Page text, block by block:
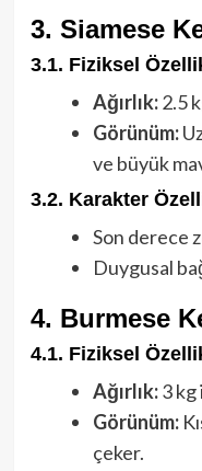
3. Siamese
3.1. Fiziksel
Ağırlık:2.5
Görünüm:
ve büyük
3.2. Karakter
Son derece
Duygusal
4. Burmese
4.1. Fiziksel
Ağırlık:3 kg
Görünüm:
çeker.